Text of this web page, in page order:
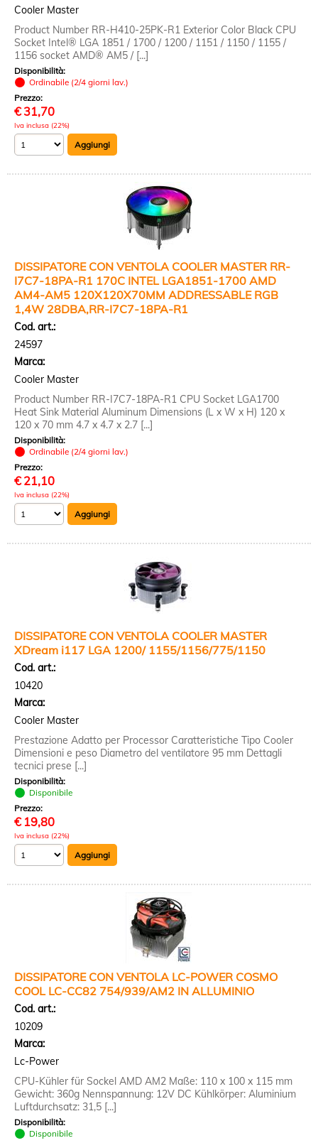
Cooler Master
Product Number RR-H410-25PK-R1 Exterior Color Black CPU
Socket Intel® LGA 1851 / 1700 / 1200 / 1151 / 1150 / 1155 /
1156 socket AMD® AM5 / [...]
Disponibilità:
Ordinabile (2/4 giorni lav.)
Prezzo:
€ 31,70
Iva inclusa (22%)
DISSIPATORE CON VENTOLA COOLER MASTER RR-
I7C7-18PA-R1 170C INTEL LGA1851-1700 AMD
AM4-AM5 120X120X70MM ADDRESSABLE RGB
1,4W 28DBA,RR-I7C7-18PA-R1
Cod. art.:
24597
Marca:
Cooler Master
Product Number RR-I7C7-18PA-R1 CPU Socket LGA1700
Heat Sink Material Aluminum Dimensions (L x W x H) 120 x
120 x 70 mm 4.7 x 4.7 x 2.7 [...]
Disponibilità:
Ordinabile (2/4 giorni lav.)
Prezzo:
€ 21,10
Iva inclusa (22%)
DISSIPATORE CON VENTOLA COOLER MASTER
XDream i117 LGA 1200/ 1155/1156/775/1150
Cod. art.:
10420
Marca:
Cooler Master
Prestazione Adatto per Processor Caratteristiche Tipo Cooler
Dimensioni e peso Diametro del ventilatore 95 mm Dettagli
tecnici prese [...]
Disponibilità:
Disponibile
Prezzo:
€ 19,80
Iva inclusa (22%)
DISSIPATORE CON VENTOLA LC-POWER COSMO
COOL LC-CC82 754/939/AM2 IN ALLUMINIO
Cod. art.:
10209
Marca:
Lc-Power
CPU-Kühler für Sockel AMD AM2 Maße: 110 x 100 x 115 mm
Gewicht: 360g Nennspannung: 12V DC Kühlkörper: Aluminium
Luftdurchsatz: 31,5 [...]
Disponibilità:
Disponibile